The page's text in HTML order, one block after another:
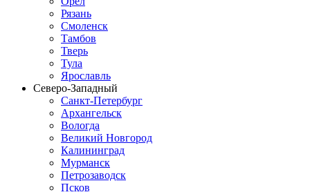
Рязань
Смоленск
Тамбов
Тверь
Тула
Ярославль
Северо-Западный
Санкт-Петербург
Архангельск
Вологда
Великий Новгород
Калининград
Мурманск
Петрозаводск
Псков